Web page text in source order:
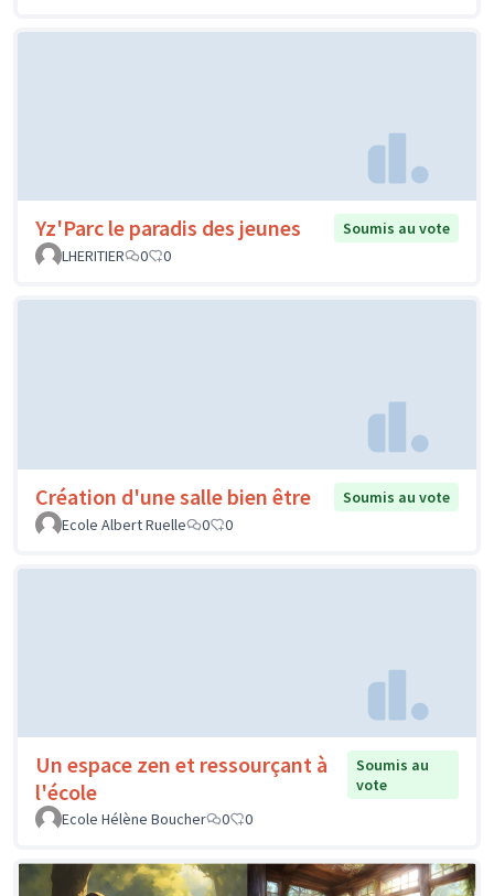
Yz'Parc le paradis des jeunes
Soumis au vote
LHERITIER
0 0
Création d'une salle bien être
Soumis au vote
Ecole Albert Ruelle
0 0
Un espace zen et ressourçant à
l'école
Soumis au
vote
Ecole Hélène Boucher
0 0